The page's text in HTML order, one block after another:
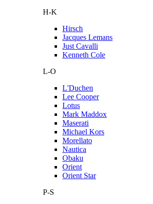
H-K
Hirsch
Jacques Lemans
Just Cavalli
Kenneth Cole
L-O
L'Duchen
Lee Cooper
Lotus
Mark Maddox
Maserati
Michael Kors
Morellato
Nautica
Obaku
Orient
Orient Star
P-S